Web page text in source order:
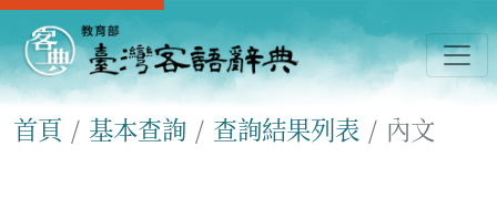
首頁 基本查詢 查詢結果列表 內文